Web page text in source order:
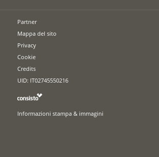
Partner
Mappa del sito
Privacy
Cookie
Credits
UID: IT02745550216
Informazioni stampa & immagini